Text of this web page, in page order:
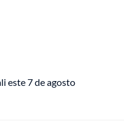
este 7 de agosto